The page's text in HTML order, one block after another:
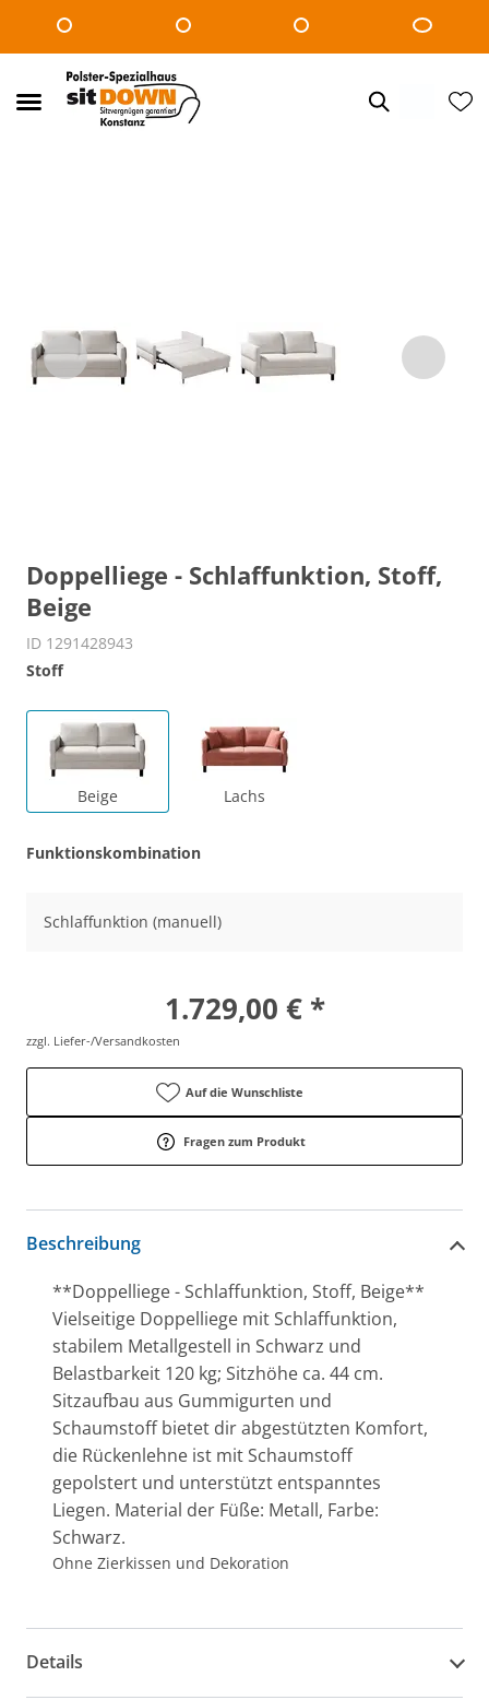
Doppelliege - Schlaffunktion, Stoff,
Beige
ID 1291428943
Stoff
Beige Lachs
Funktionskombination
Schlaffunktion (manuell)
1.729,00 € *
zzgl. Liefer-/Versandkosten
Auf die Wunschliste
Fragen zum Produkt
Beschreibung
**Doppelliege - Schlaffunktion, Stoff, Beige**
Vielseitige Doppelliege mit Schlaffunktion,
stabilem Metallgestell in Schwarz und
Belastbarkeit 120 kg; Sitzhöhe ca. 44 cm.
Sitzaufbau aus Gummigurten und
Schaumstoff bietet dir abgestützten Komfort,
die Rückenlehne ist mit Schaumstoff
gepolstert und unterstützt entspanntes
Liegen. Material der Füße: Metall, Farbe:
Schwarz.
Ohne Zierkissen und Dekoration
Details